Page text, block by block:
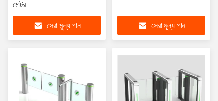
মোটর
সেরা মূল্য পান সেরা মূল্য পান